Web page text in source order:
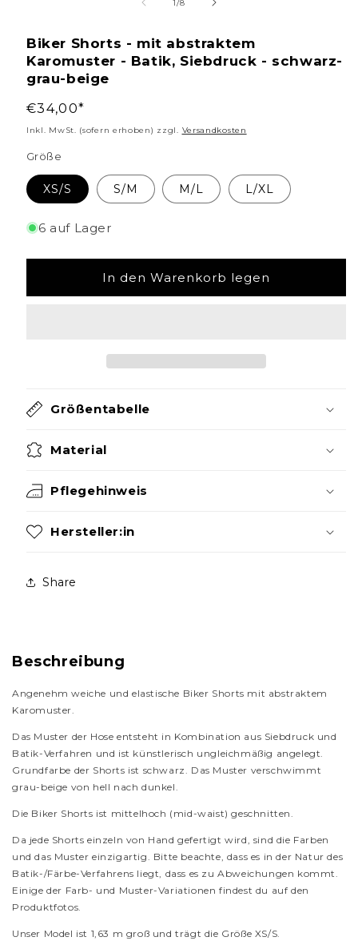
Modal
öffnen
1/8
Biker Shorts - mit abstraktem
Karomuster - Batik, Siebdruck - schwarz-
grau-beige
Normaler
Preis
€34,00*
Inkl. MwSt. (sofern erhoben) zzgl. Versandkosten
Größe
XS/S S/M M/L L/XL
6 auf Lager
In den Warenkorb legen
Größentabelle
Material
Pflegehinweis
Hersteller:in
Share
Beschreibung
Angenehm weiche und elastische Biker Shorts mit abstraktem
Karomuster.
Das Muster der Hose entsteht in Kombination aus Siebdruck und
Batik-Verfahren und ist künstlerisch ungleichmäßig angelegt.
Grundfarbe der Shorts ist schwarz. Das Muster verschwimmt
grau-beige von hell nach dunkel.
Die Biker Shorts ist mittelhoch (mid-waist) geschnitten.
Da jede Shorts einzeln von Hand gefertigt wird, sind die Farben
und das Muster einzigartig. Bitte beachte, dass es in der Natur des
Batik-/Färbe-Verfahrens liegt, dass es zu Abweichungen kommt.
Einige der Farb- und Muster-Variationen findest du auf den
Produktfotos.
Unser Model ist 1,63 m groß und trägt die Größe XS/S.